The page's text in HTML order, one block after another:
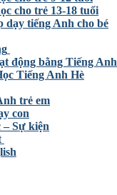
cho trẻ 13-18 tuổi
dạy tiếng Anh cho bé
động bằng Tiếng Anh
Tiếng Anh Hè
trẻ em
con
Sự kiện